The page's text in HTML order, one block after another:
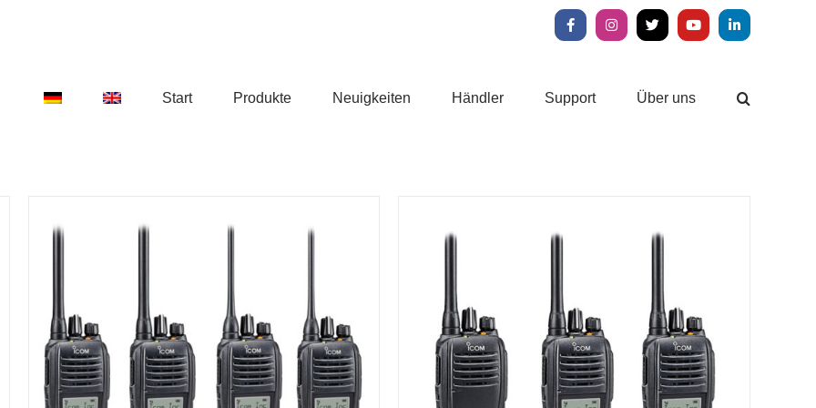
FacebookInstagram
X YouTubeLinkedIn
Start Produkte Neuigkeiten Händler Support Über uns
DETAILS